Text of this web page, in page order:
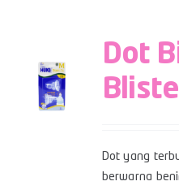
Dot
Dot yang
berwarna